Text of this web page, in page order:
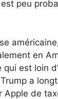
peu
en
est loin
a
Apple de